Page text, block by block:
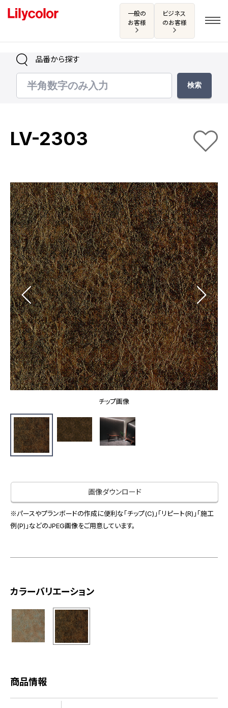
一般の
お客様
ビジネス
のお客様
ログイン・新規会員登録
お気に入り
商品を探す
商品を探す トップ
壁紙
カーテン
床材
ブランド・コレクション
Lilycolor Coordinate 着せ替えシミュレーション
カタログ一覧
カタログ一覧 トップ
壁紙
カーテン
床材
サステナブル商品
ノンワックス床タイル
壁紙機能性ガイド
施工事例
施工事例 トップ
医療・福祉施設
ホテル・オフィス・店舗
モデルハウス
新築戸建・マンション
#リリカラのある暮らし
リリカラノート
ショールーム
ショールーム トップ
東京ショールーム
大阪ショールーム
広島ショールーム
仙台ショールーム
札幌ショールーム
お客様サポート
お客様サポート トップ
画像ダウンロード
動画一覧
お手入れ便利帳
お役立ち資料
サンプル・カタログ請求／お問い合わせ（ビジネスのお客様）
非住宅案件に関するお問い合わせ
スペースソリューション事業
オフィスソリューション事業
会社情報
お知らせ プライバシーポリシー
品番から探す
LV-2303
チップ画像
画像ダウンロード
※パースやプランボードの作成に便利な「チップ(C)」「リピート(R)」「施工
例(P)」などのJPEG画像をご用意しています。
カラーバリエーション
商品情報